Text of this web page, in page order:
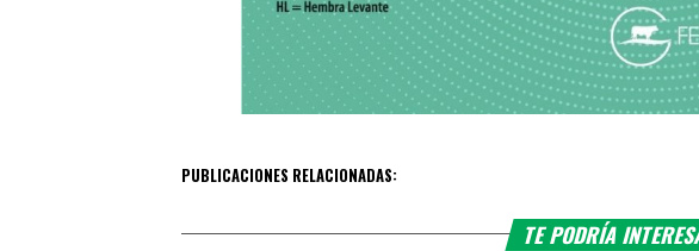
PUBLICACIONES RELACIONADAS:
TE PODRÍA